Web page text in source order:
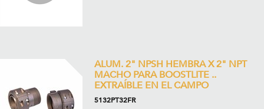
ALUM. 2" NPSH HEMBRA X 2" NPT
MACHO PARA BOOSTLITE ..
EXTRAÍBLE EN EL CAMPO
5132PT32FR